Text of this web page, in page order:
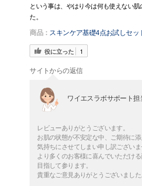
という事は、やはり今は何も使えない肌
た。
商品： スキンケア基礎4点お試しセッ
役に立った 1
サイトからの返信
ワイエスラボサポート担
レビューありがとうございます。
お肌の状態が不安定な中、ご期待に
気持ちにさせてしまい申し訳ございま
より多くのお客様に喜んでいただけ
目指して参ります。
貴重なご意見ありがとうございました